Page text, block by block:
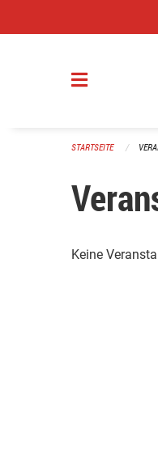
STARTSEITE
Keine